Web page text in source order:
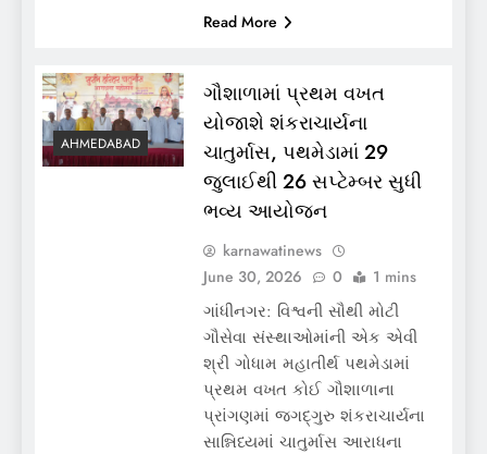
Read More
AHMEDABAD
ગૌશાળામાં પ્રથમ વખત
યોજાશે શંકરાચાર્યના
ચાતુર્માસ, પથમેડામાં 29
જુલાઈથી 26 સપ્ટેમ્બર સુધી
ભવ્ય આયોજન
karnawatinews
June 30, 2026
0 1 mins
ગાંધીનગર: વિશ્વની સૌથી મોટી
ગૌસેવા સંસ્થાઓમાંની એક એવી
શ્રી ગોધામ મહાતીર્થ પથમેડામાં
પ્રથમ વખત કોઈ ગૌશાળાના
પ્રાંગણમાં જગદ્ગુરુ શંકરાચાર્યના
સાન્નિધ્યમાં ચાતુર્માસ આરાધના